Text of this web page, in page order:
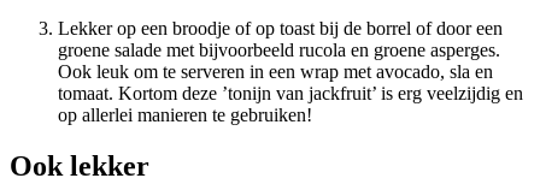
Lekker op een broodje of op toast bij de borrel of door een
groene salade met bijvoorbeeld rucola en groene asperges.
Ook leuk om te serveren in een wrap met avocado, sla en
tomaat. Kortom deze ’tonijn van jackfruit’ is erg veelzijdig en
op allerlei manieren te gebruiken!
Ook lekker